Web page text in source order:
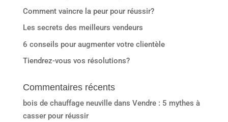
Comment vaincre la peur pour réussir?
Les secrets des meilleurs vendeurs
6 conseils pour augmenter votre clientèle
Tiendrez-vous vos résolutions?
Commentaires récents
bois de chauffage neuvilledans Vendre : 5 mythes à
casser pour réussir